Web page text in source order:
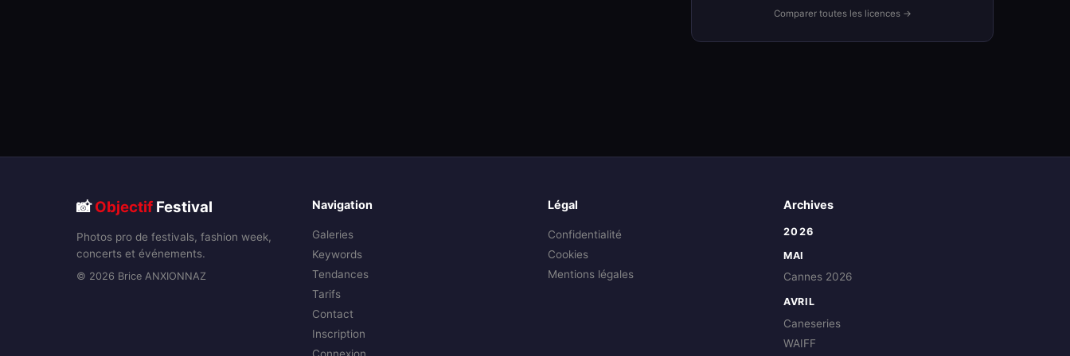
Comparer toutes les licences →
📸Objectif Festival
Photos pro de festivals, fashion week,
concerts et événements.
© 2026 Brice ANXIONNAZ
Navigation
Galeries
Keywords
Tendances
Tarifs
Contact
Inscription
Légal
Confidentialité
Cookies
Mentions légales
Archives
2026
MAI
Cannes 2026
AVRIL
Caneseries
WAIFF